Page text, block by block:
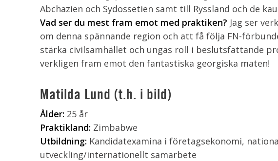
Abchazien och Sydossetien samt till Ryssland och de
Vad ser du mest fram emot med praktiken? Jag ser
om denna spännande region och att få följa FN-
stärka civilsamhället och ungas roll i beslutsfattande
verkligen fram emot den fantastiska georgiska maten!
Matilda Lund (t.h. i bild)
Ålder: 25 år
Praktikland: Zimbabwe
Utbildning: Kandidatexamina i företagsekonomi,
utveckling/internationellt samarbete